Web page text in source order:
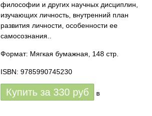
философии и других научных дисциплин,
изучающих личность, внутренний план
развития личности, особенности ее
самосознания..
Формат: Мягкая бумажная, 148 стр.
ISBN: 9785990745230
Купить за 330 руб в